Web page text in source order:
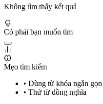
Không tìm thấy kết quả
Có phải bạn muốn tìm
Mẹo tìm kiếm
• Dùng từ khóa ngắn gọn
• Thử từ đồng nghĩa